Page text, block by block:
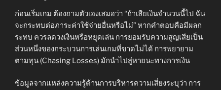
ก่อนเริ่มเกม ต้องถามตัวเองเสมอว่า “ถ้าเสียเงินจำนวนนี้ไป ฉัน
จะกระทบต่อภาระค่าใช้จ่ายอื่นหรือไม่” หากคำตอบคือมีผลก
ระทบ ควรลดวงเงินหรือหยุดเล่น การยอมรับความสูญเสียเป็น
ส่วนหนึ่งของกระบวนการเล่นเกมที่ขาดไม่ได้ การพยายาม
ตามทุน (Chasing Losses) มักนำไปสู่หายนะทางการเงิน
ข้อมูลจากแหล่งความรู้ด้านการบริหารความเสี่ยงระบุว่า การ